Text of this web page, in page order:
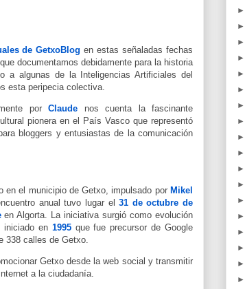
de GetxoBlog en estas señaladas fechas
documentamos debidamente para la historia
a algunas de la Inteligencias Artificiales del
esta peripecia colectiva.
por Claude nos cuenta la fascinante
pionera en el País Vasco que representó
bloggers y entusiastas de la comunicación
en el municipio de Getxo, impulsado por Mikel
anual tuvo lugar el31 de octubre de
en Algorta. La iniciativa surgió como evolución
iniciado en 1995 que fue precursor de Google
338 calles de Getxo.
Getxo desde la web social y transmitir
a la ciudadanía.
►
►
►
►
►
►
►
►
►
►
►
►
►
►
►
►
►
►